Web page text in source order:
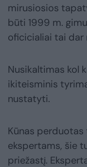
mirusiosios
būti 1999 m.
oficicialiai tai
Nusikaltimas kol
ikiteisminis
nustatyti.
Kūnas
ekspertams, šie
priežastį.